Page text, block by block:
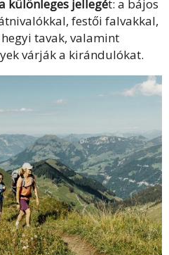
különleges jellegét: a bájos
festői falvakkal,
tavak, valamint
várják a kirándulókat.